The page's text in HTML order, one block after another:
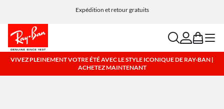
Expédition et retour gratuits
Choisissez Klarna et PayPal pour des options de paiement simples et flexibles
searchaccount
bag menu
VIVEZ PLEINEMENT VOTRE ÉTÉ AVEC LE STYLE ICONIQUE DE RAY-BAN |
ACHETEZ MAINTENANT